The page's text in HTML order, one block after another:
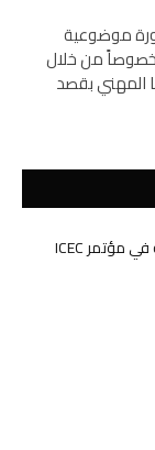
موضوعية
من خلال
المهني بقصد
إبنة الفيحاء سنا حسن خالد تمثل جامعة أرتوا الفرنسية في مؤتمر ICEC